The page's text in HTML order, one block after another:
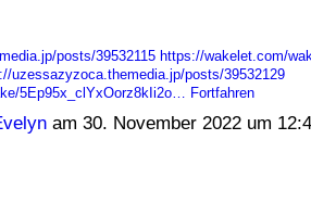
posts/39532115 https://wakelet.com/
uzessazyzoca.themedia.jp/posts/39532129
5Ep95x_clYxOorz8kIi2o…
Fortfahren
am 30. November 2022 um